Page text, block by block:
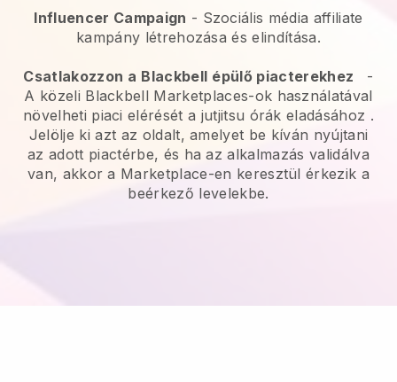
Influencer Campaign - Szociális média affiliate
kampány létrehozása és elindítása.
Csatlakozzon a Blackbell épülő piacterekhez
-
A közeli Blackbell Marketplaces-ok használatával
növelheti piaci elérését a jutjitsu órák eladásához .
Jelölje ki azt az oldalt, amelyet be kíván nyújtani
az adott piactérbe, és ha az alkalmazás validálva
van, akkor a Marketplace-en keresztül érkezik a
beérkező levelekbe.